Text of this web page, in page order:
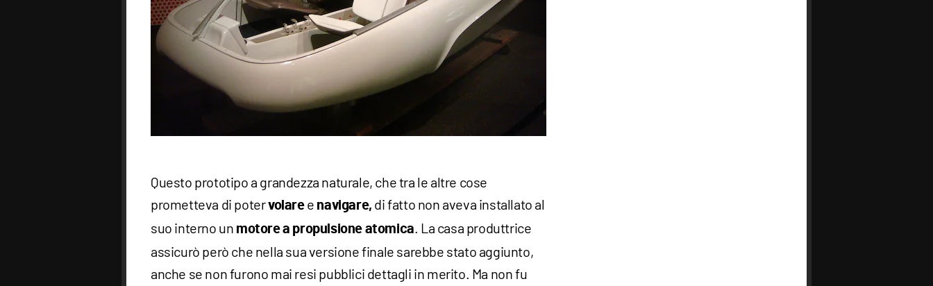
Questo prototipo a grandezza naturale, che tra le altre cose
prometteva di potervolaree navigare, di fatto non aveva installato al
suo interno un motore a propulsione atomica . La casa produttrice
assicurò però che nella sua versione finale sarebbe stato aggiunto,
anche se non furono mai resi pubblici dettagli in merito. Ma non fu